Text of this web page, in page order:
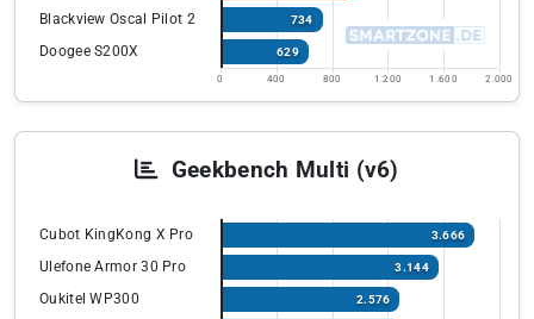
Blackview Oscal Pilot 2 734
Doogee S200X 629
0 400 800 1.200 1.600 2.000
Geekbench Multi (v6)
Cubot KingKong X Pro 3.666
Ulefone Armor 30 Pro 3.144
Oukitel WP300 2.576